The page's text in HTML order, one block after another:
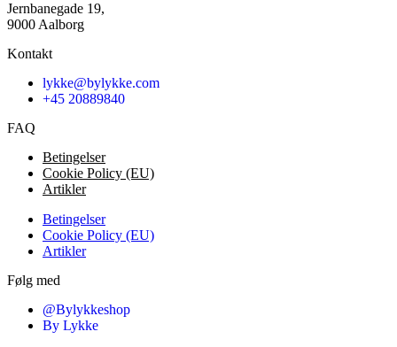
Jernbanegade 19,
9000 Aalborg
Kontakt
lykke@bylykke.com
+45 20889840
FAQ
Betingelser
Cookie Policy (EU)
Artikler
Betingelser
Cookie Policy (EU)
Artikler
Følg med
@Bylykkeshop
By Lykke